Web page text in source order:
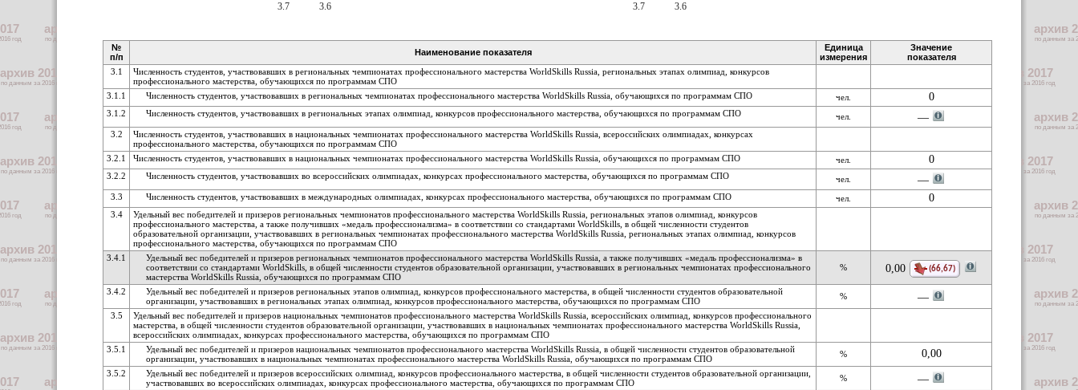
3.6
3.7 3.6
3.7
№
п/п
Наименование показателя
Единица
измерения
Значение
показателя
3.1
Численность студентов, участвовавших в региональных чемпионатах профессионального мастерства WorldSkills Russia, региональных этапах олимпиад, конкурсов
профессионального мастерства, обучающихся по программам СПО
3.1.1
Численность студентов, участвовавших в региональных чемпионатах профессионального мастерства WorldSkills Russia, обучающихся по программам СПО чел. 0
3.1.2 Численность студентов, участвовавших в региональных этапах олимпиад, конкурсов профессионального мастерства, обучающихся по программам СПО чел. —
3.2
Численность студентов, участвовавших в национальных чемпионатах профессионального мастерства WorldSkills Russia, всероссийских олимпиадах, конкурсах
профессионального мастерства, обучающихся по программам СПО
3.2.1
Численность студентов, участвовавших в национальных чемпионатах профессионального мастерства WorldSkills Russia, обучающихся по программам СПО чел. 0
3.2.2 Численность студентов, участвовавших во всероссийских олимпиадах, конкурсах профессионального мастерства, обучающихся по программам СПО чел. —
3.3 Численность студентов, участвовавших в международных олимпиадах, конкурсах профессионального мастерства, обучающихся по программам СПО чел. 0
3.4
Удельный вес победителей и призеров региональных чемпионатов профессионального мастерства WorldSkills Russia, региональных этапов олимпиад, конкурсов
профессионального мастерства, а также получивших «медаль профессионализма» в соответствии со стандартами WorldSkills, в общей численности студентов
образовательной организации, участвовавших в региональных чемпионатах профессионального мастерства WorldSkills Russia, региональных этапах олимпиад, конкурсов
профессионального мастерства, обучающихся по программам СПО
3.4.1
Удельный вес победителей и призеров региональных чемпионатов профессионального мастерства WorldSkills Russia, а также получивших «медаль профессионализма» в
соответствии со стандартами WorldSkills, в общей численности студентов образовательной организации, участвовавших в региональных чемпионатах профессионального
мастерства WorldSkills Russia, обучающихся по программам СПО
% 0,00 (66,67)
3.4.2
Удельный вес победителей и призеров региональных этапов олимпиад, конкурсов профессионального мастерства, в общей численности студентов образовательной
организации, участвовавших в региональных этапах олимпиад, конкурсов профессионального мастерства, обучающихся по программам СПО
% —
3.5
Удельный вес победителей и призеров национальных чемпионатов профессионального мастерства WorldSkills Russia, всероссийских олимпиад, конкурсов профессионального
мастерства, в общей численности студентов образовательной организации, участвовавших в национальных чемпионатах профессионального мастерства WorldSkills Russia,
всероссийских олимпиадах, конкурсах профессионального мастерства, обучающихся по программам СПО
3.5.1
Удельный вес победителей и призеров национальных чемпионатов профессионального мастерства WorldSkills Russia, в общей численности студентов образовательной
организации, участвовавших в национальных чемпионатах профессионального мастерства WorldSkills Russia, обучающихся по программам СПО
% 0,00
3.5.2
Удельный вес победителей и призеров всероссийских олимпиад, конкурсов профессионального мастерства, в общей численности студентов образовательной организации,
участвовавших во всероссийских олимпиадах, конкурсах профессионального мастерства, обучающихся по программам СПО
% —